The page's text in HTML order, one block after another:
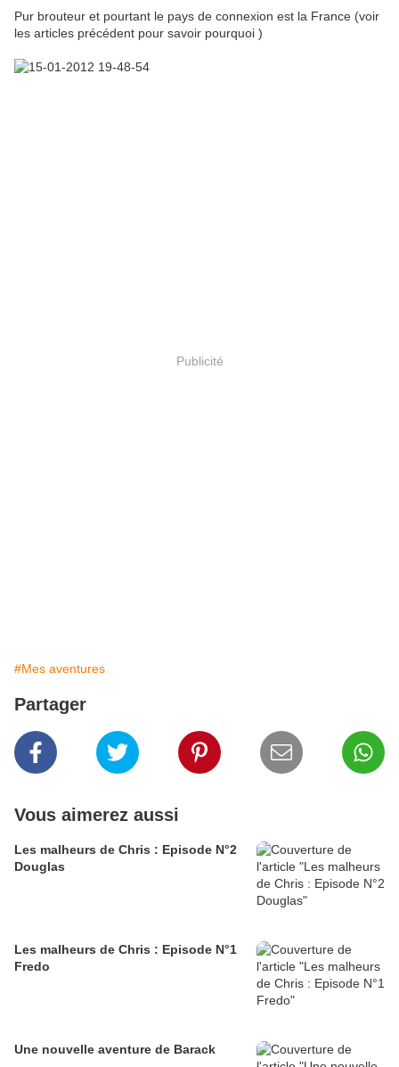
Pur brouteur et pourtant le pays de connexion est la France (voir
les articles précédent pour savoir pourquoi )
Publicité
#Mes aventures
Partager
Vous aimerez aussi
Les malheurs de Chris : Episode N°2
Douglas
Les malheurs de Chris : Episode N°1
Fredo
Une nouvelle aventure de Barack